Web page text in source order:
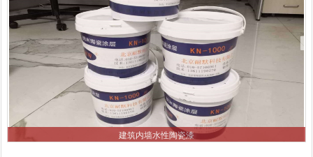
建筑内墙水性陶瓷漆